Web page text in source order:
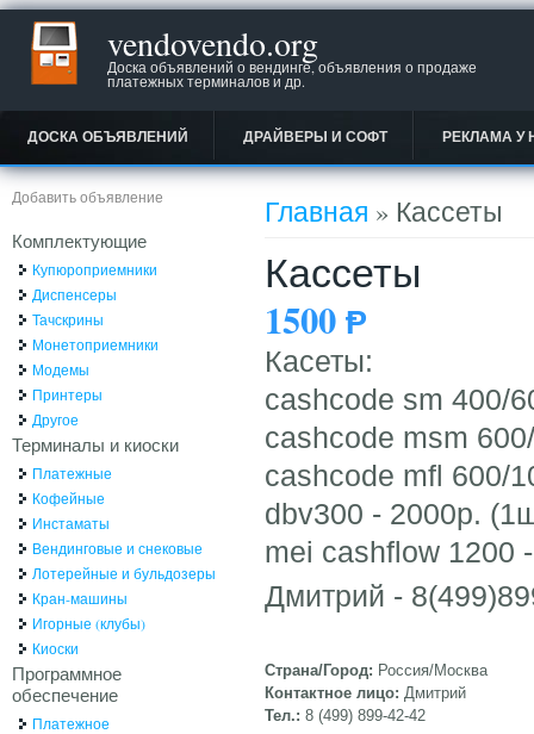
vendovendo.org
Доска объявлений о вендинге, объявления о продаже
платежных терминалов и др.
ДОСКА ОБЪЯВЛЕНИЙ ДРАЙВЕРЫ И СОФТ РЕКЛАМА У
Вы здесь
Главная » Кассеты
Кассеты
1500 Ᵽ
Касеты:
cashcode sm 400/
cashcode msm
cashcode mfl 600/
dbv300 - 2000р.
mei cashflow 1200
Дмитрий -
Страна/Город: Россия/Москва
Контактное лицо: Дмитрий
Тел.: 8 (499) 899-42-42
Добавить объявление
Комплектующие
Купюроприемники
Диспенсеры
Тачскрины
Монетоприемники
Модемы
Принтеры
Другое
Терминалы и киоски
Платежные
Кофейные
Инстаматы
Вендинговые и снековые
Лотерейные и бульдозеры
Кран-машины
Игорные (клубы)
Киоски
Программное
обеспечение
Платежное